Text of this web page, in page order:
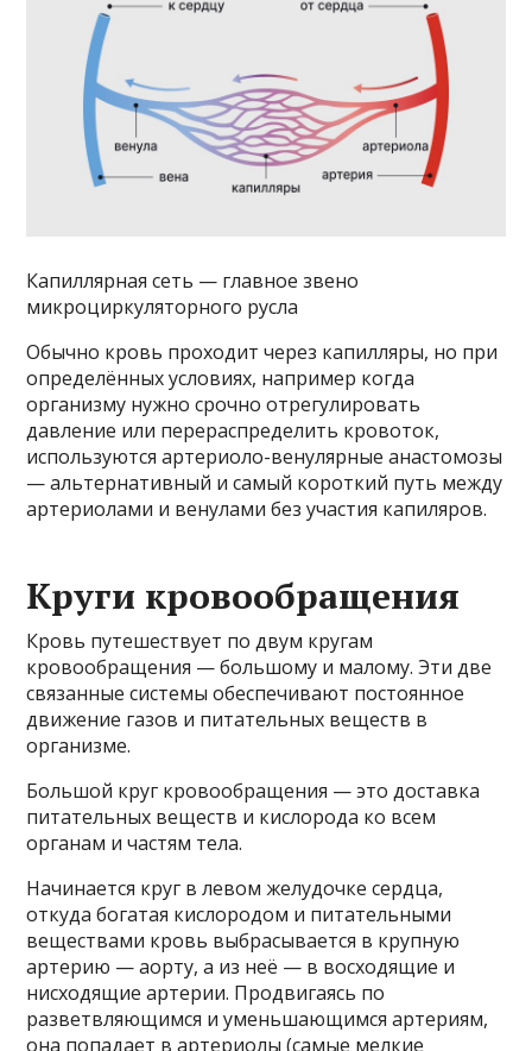
Капиллярная сеть — главное звено
микроциркуляторного русла
Обычно кровь проходит через капилляры, но при
определённых условиях, например когда
организму нужно срочно отрегулировать
давление или перераспределить кровоток,
используются артериоло-венулярные анастомозы
— альтернативный и самый короткий путь между
артериолами и венулами без участия капиляров.
Круги кровообращения
Кровь путешествует по двум кругам
кровообращения — большому и малому. Эти две
связанные системы обеспечивают постоянное
движение газов и питательных веществ в
организме.
Большой круг кровообращения — это доставка
питательных веществ и кислорода ко всем
органам и частям тела.
Начинается круг в левом желудочке сердца,
откуда богатая кислородом и питательными
веществами кровь выбрасывается в крупную
артерию — аорту, а из неё — в восходящие и
нисходящие артерии. Продвигаясь по
разветвляющимся и уменьшающимся артериям,
она попадает в артериолы (самые мелкие